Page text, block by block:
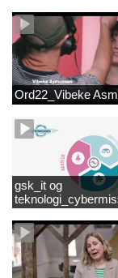
Ord22_Vibeke
gsk_it og